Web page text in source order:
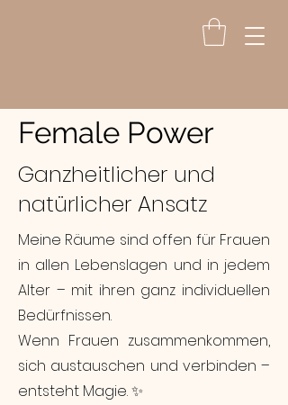
Female Power
Ganzheitlicher und
natürlicher Ansatz
Meine Räume sind offen für Frauen
in allen Lebenslagen und in jedem
Alter – mit ihren ganz individuellen
Bedürfnissen.
Wenn Frauen zusammenkommen,
sich austauschen und verbinden –
entsteht Magie. ✨